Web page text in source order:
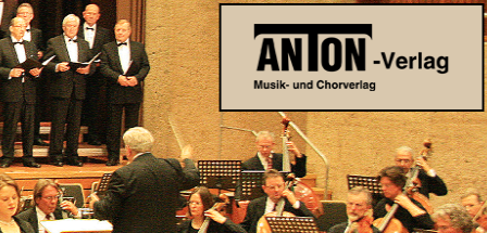
Anton Verlag
Musik- und Chorverlag